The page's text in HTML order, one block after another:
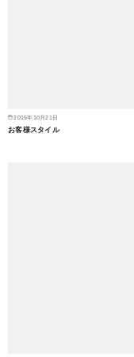
2015年10月21日
お客様スタイル